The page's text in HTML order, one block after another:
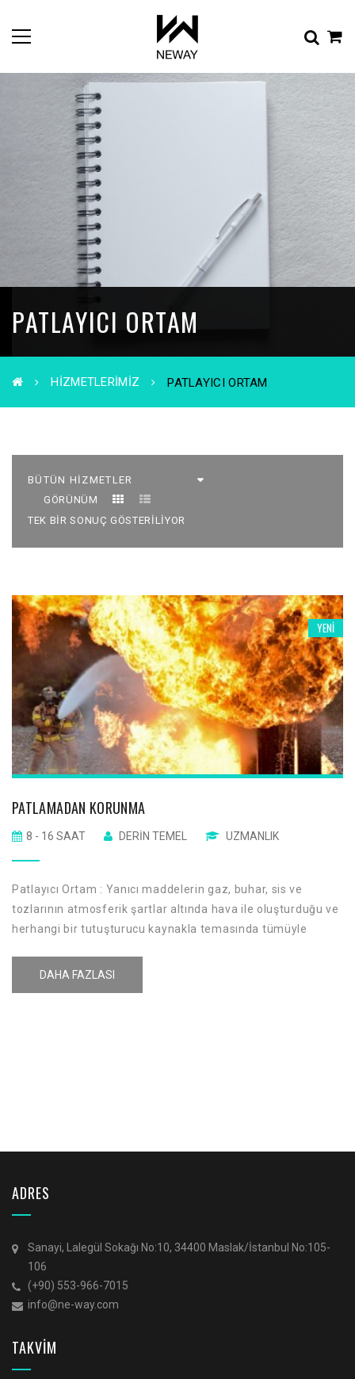
PATLAYICI ORTAM
HIZMETLERIMIZ PATLAYICI ORTAM
GÖRÜNÜM
TEK BIR SONUÇ GÖSTERILIYOR
YENI
PATLAMADAN KORUNMA
8 - 16 SAAT DERIN TEMEL UZMANLIK
Patlayıcı Ortam : Yanıcı maddelerin gaz, buhar, sis ve
tozlarının atmosferik şartlar altında hava ile oluşturduğu ve
herhangi bir tutuşturucu kaynakla temasında tümüyle
DAHA FAZLASI
ADRES
Sanayi, Lalegül Sokağı No:10, 34400 Maslak/İstanbul No:105-
106
(+90) 553-966-7015
info@ne-way.com
TAKVİM